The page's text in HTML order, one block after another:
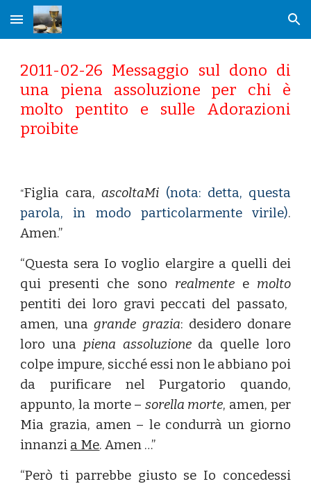
Skip to main content Skip to navigation
2011-02-26 Messaggio sul dono di
una piena assoluzione per chi è
molto pentito e sulle Adorazioni
proibite
“Figlia cara,ascoltaMi (nota: detta, questa
parola, in modo particolarmente virile).
Amen.”
“Questa sera Io voglio elargire a quelli dei
qui presenti che sono realmentee molto
pentiti dei loro gravi peccati del passato,
amen, unagrande grazia: desidero donare
loro una piena assoluzione da quelle loro
colpe impure, sicché essi non le abbiano poi
da purificare nel Purgatorio quando,
appunto, la morte – sorella morte, amen, per
Mia grazia, amen – le condurrà un giorno
innanzi a Me. Amen …”
“Però ti parrebbe giusto se Io concedessi